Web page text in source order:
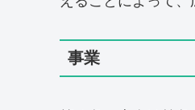
事業